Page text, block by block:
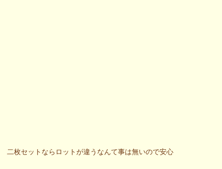
二枚セットならロットが違うなんて事は無いので安心